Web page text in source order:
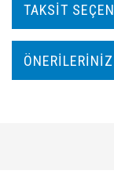
TAKSIT
ÖNERILERINIZ